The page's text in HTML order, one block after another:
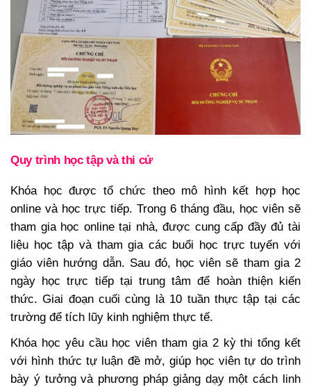
Quy trình học tập và thi cử
Khóa học được tổ chức theo mô hình kết hợp học
online và học trực tiếp. Trong 6 tháng đầu, học viên sẽ
tham gia học online tại nhà, được cung cấp đầy đủ tài
liệu học tập và tham gia các buổi học trực tuyến với
giáo viên hướng dẫn. Sau đó, học viên sẽ tham gia 2
ngày học trực tiếp tại trung tâm để hoàn thiện kiến
thức. Giai đoạn cuối cùng là 10 tuần thực tập tại các
trường để tích lũy kinh nghiệm thực tế.
Khóa học yêu cầu học viên tham gia 2 kỳ thi tổng kết
với hình thức tự luận đề mở, giúp học viên tự do trình
bày ý tưởng và phương pháp giảng dạy một cách linh